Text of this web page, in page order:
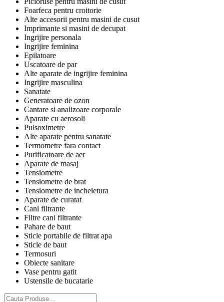
Foarfeca pentru croitorie
Alte accesorii pentru masini de cusut
Imprimante si masini de decupat
Ingrijire personala
Ingrijire feminina
Epilatoare
Uscatoare de par
Alte aparate de ingrijire feminina
Ingrijire masculina
Sanatate
Generatoare de ozon
Cantare si analizoare corporale
Aparate cu aerosoli
Pulsoximetre
Alte aparate pentru sanatate
Termometre fara contact
Purificatoare de aer
Aparate de masaj
Tensiometre
Tensiometre de brat
Tensiometre de incheietura
Aparate de curatat
Cani filtrante
Filtre cani filtrante
Pahare de baut
Sticle portabile de filtrat apa
Sticle de baut
Termosuri
Obiecte sanitare
Vase pentru gatit
Ustensile de bucatarie